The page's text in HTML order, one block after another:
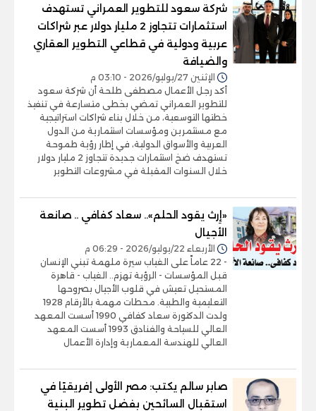
شركة سعود للتطوير العمراني تستهدف
استثمارات تتجاوز 2 مليار دولار عبر شراكات
عربية ودولية في قطاعي التطوير العقاري
والضيافة
الإثنين 27/يوليو/2026 - 03:10 م
أكد رجل الأعمال مصطفى طلحة أن شركة سعود
للتطوير العمراني تمضي بخطى متسارعة في تنفيذ
خطتها التوسعية، من خلال بناء شراكات استراتيجية
مع مستثمرين ومؤسسات استثمارية من الدول
العربية والأسواق الدولية، في إطار رؤية طموحة
تستهدف ضخ استثمارات جديدة تتجاوز 2 مليار دولار
خلال السنوات المقبلة في مشروعات التطوير
«إِرث يقود الحلم».. سعاد كفافي .. صانعة
الأجيال
الأربعاء 22/يوليو/2026 - 06:29 م
- 22 عاماً على الغياب سيرة ملهمة تبني الإنسان
قبل المؤسسات - الرؤية تهزم.. الغياب - قاهرة
المستحيل تعيش في قلوب الأجيال بصروحها
التعليمية والطبية. محطات مهمة بالأرقام 1928
ولدت الدكتورة سعاد كفافي 1990 أسست المعهد
العالي للسياحة والفنادق 1993 أسست المعهد
العالي للهندسة المعمارية وإدارة الأعمال
صابر سالم يكتب: مصر الأولى إفريقيًا في
استقبال السائحين بفضل تطوير البنية